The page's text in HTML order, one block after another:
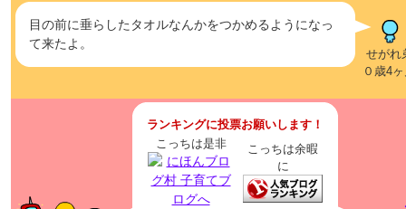
目の前に垂らしたタオルなんかをつかめるようになっ
て来たよ。
せがれ
０歳4
ランキングに投票お願いします！
こっちは是非
こっちは余暇
に